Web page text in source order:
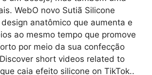
WebO novo Sutiã Silicone
anatômico que aumenta e
ao mesmo tempo que promove
por meio da sua confecção
short videos related to
caia efeito silicone on TikTok..